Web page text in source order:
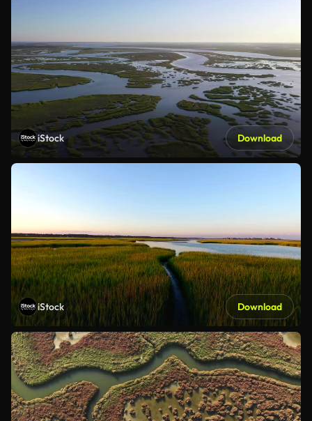
iStock Download
iStock Download